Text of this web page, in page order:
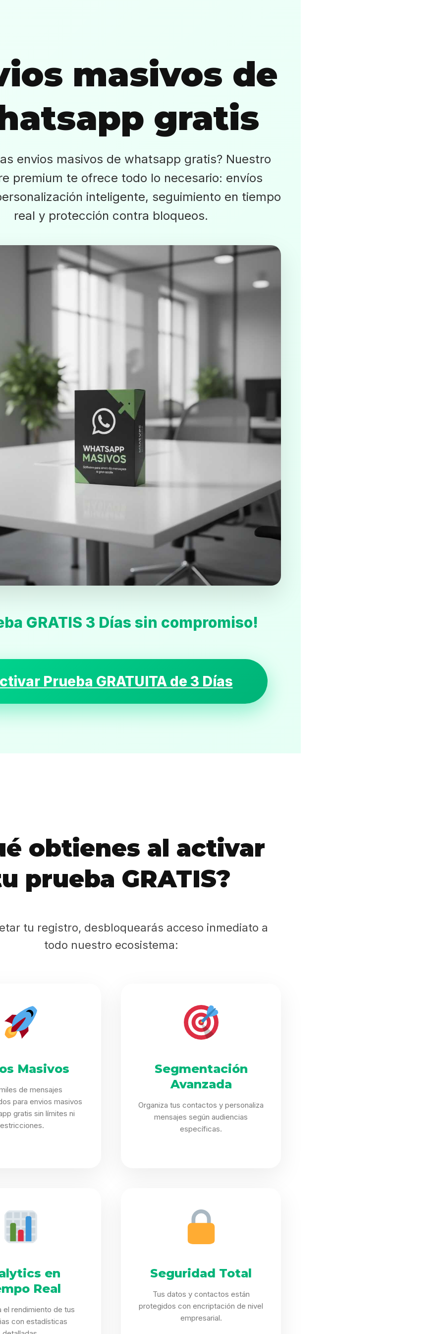
Inicio
SHEIN
Casting
Casting
masivos de
gratis
envios masivos de whatsapp gratis? Nuestro
premium te ofrece todo lo necesario: envíos
inteligente, seguimiento en tiempo
real y protección contra bloqueos.
GRATIS 3 Días sin compromiso!
Prueba GRATUITA de 3 Días
obtienes al activar
prueba GRATIS?
tu registro, desbloquearás acceso inmediato a
todo nuestro ecosistema:
Masivos
de mensajes
para envios masivos
gratis sin límites ni
Segmentación
Avanzada
Organiza tus contactos y personaliza
mensajes según audiencias
específicas.
en
Real
el rendimiento de tus
con estadísticas
Seguridad Total
Tus datos y contactos están
protegidos con encriptación de nivel
empresarial.